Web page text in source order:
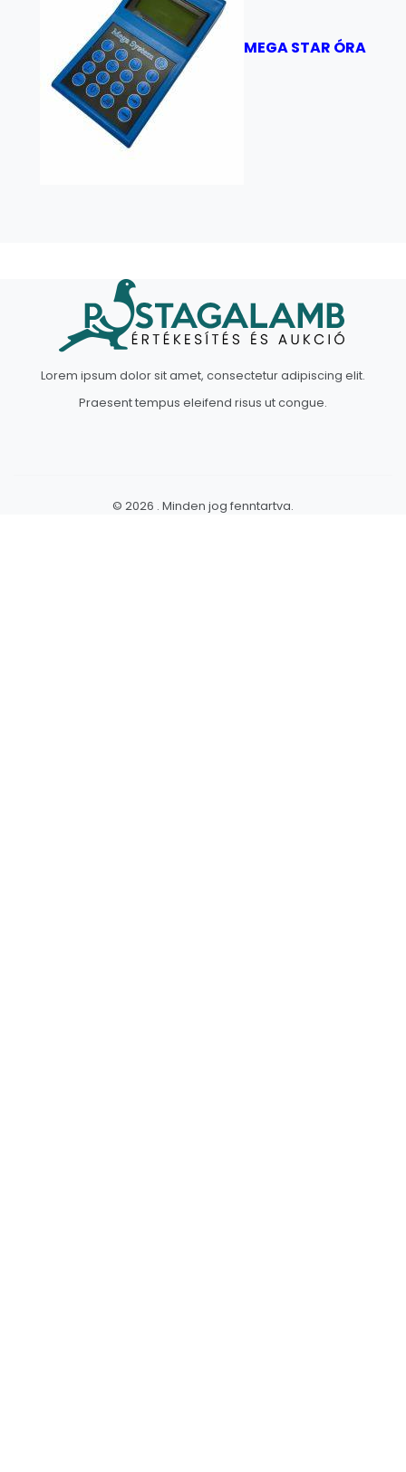
MEGA STAR ÓRA
Lorem ipsum dolor sit amet, consectetur adipiscing elit.
Praesent tempus eleifend risus ut congue.
© 2026 . Minden jog fenntartva.